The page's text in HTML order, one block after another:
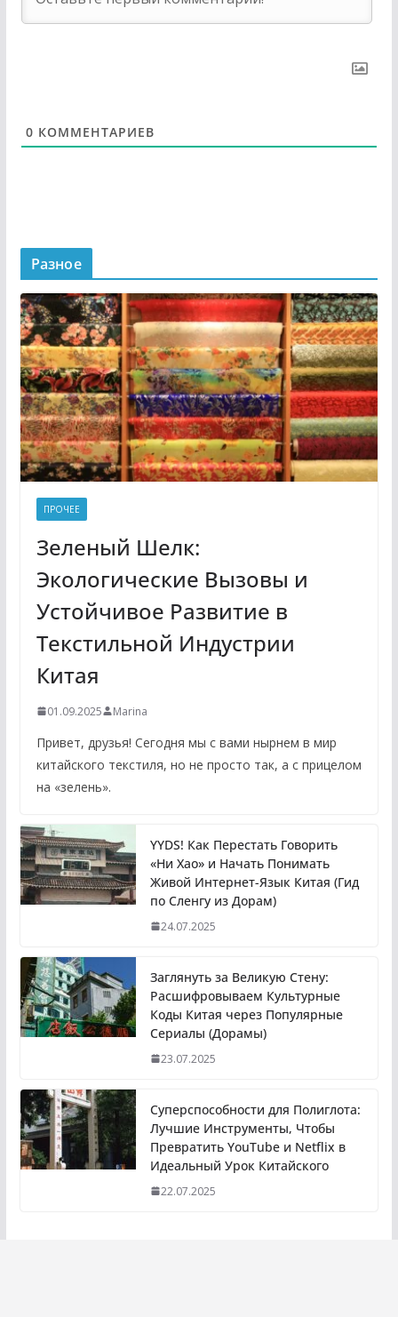
0 КОММЕНТАРИЕВ
Разное
ПРОЧЕЕ
Зеленый Шелк:
Экологические Вызовы и
Устойчивое Развитие в
Текстильной Индустрии
Китая
01.09.2025 Marina
Привет, друзья! Сегодня мы с вами нырнем в мир
китайского текстиля, но не просто так, а с прицелом
на «зелень».
YYDS! Как Перестать Говорить
«Ни Хао» и Начать Понимать
Живой Интернет-Язык Китая (Гид
по Сленгу из Дорам)
24.07.2025
Заглянуть за Великую Стену:
Расшифровываем Культурные
Коды Китая через Популярные
Сериалы (Дорамы)
23.07.2025
Суперспособности для Полиглота:
Лучшие Инструменты, Чтобы
Превратить YouTube и Netflix в
Идеальный Урок Китайского
22.07.2025